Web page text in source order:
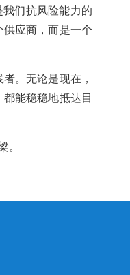
们抗风险能力的
应商，而是一个
。无论是现在，
能稳稳地抵达目